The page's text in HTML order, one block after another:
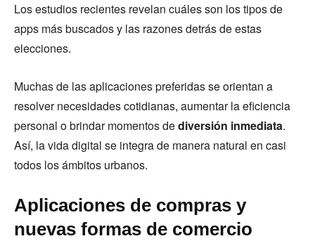
Los estudios recientes revelan cuáles son los tipos de
apps más buscados y las razones detrás de estas
elecciones.
Muchas de las aplicaciones preferidas se orientan a
resolver necesidades cotidianas, aumentar la eficiencia
personal o brindar momentos dediversión inmediata.
Así, la vida digital se integra de manera natural en casi
todos los ámbitos urbanos.
Aplicaciones de compras y
nuevas formas de comercio